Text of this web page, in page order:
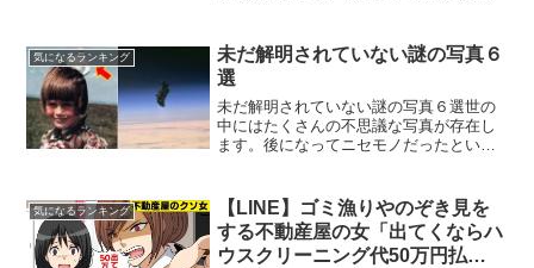
や育児、家事の中で、仲良しのママ友数
人と行うランチやお茶会が...
気になるランキング
未だ解明されていない謎の写真６
選
未だ解明されていない謎の写真６選世の
中にはたくさんの不思議な写真が存在し
ます。後になってニセモノだったという
中でもいまだに謎のままになっている不
思議な写真をご紹介しまし...
気になるランキング
【LINE】ゴミ漁りやのぞき見を
する不動産屋の女「出てくならハ
ウスクリーニング代50万円払